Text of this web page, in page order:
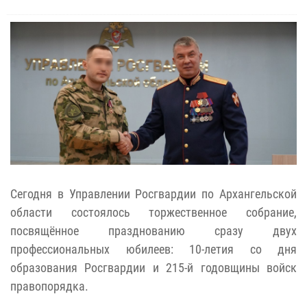
Сегодня в Управлении Росгвардии по Архангельской
области состоялось торжественное собрание,
посвящённое празднованию сразу двух
профессиональных юбилеев: 10-летия со дня
образования Росгвардии и 215-й годовщины войск
правопорядка.